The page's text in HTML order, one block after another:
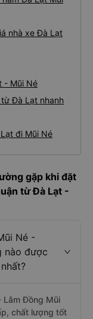
nhà xe Đà Lạt
- Mũi Né
Đà Lạt nhanh
đi Mũi Né
gặp khi đặt
từ Đà Lạt -
Né -
nào được
Lâm Đồng Mũi
chất lượng tốt